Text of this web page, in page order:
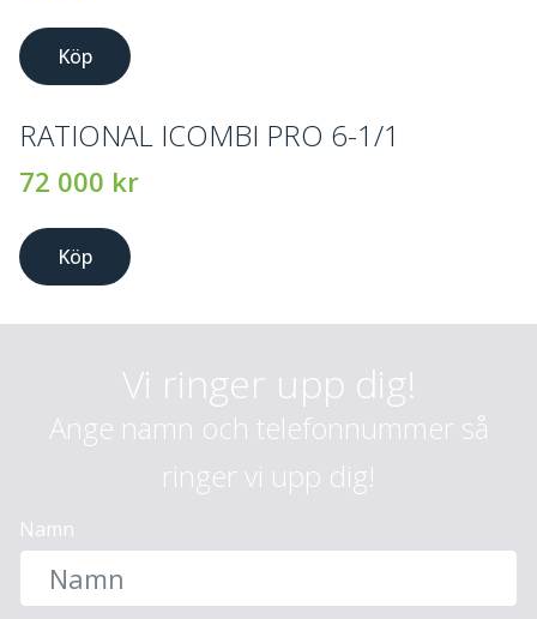
Köp
RATIONAL ICOMBI PRO 6-1/1
72 000 kr
Köp
Vi ringer upp dig!
Ange namn och telefonnummer så
ringer vi upp dig!
Namn